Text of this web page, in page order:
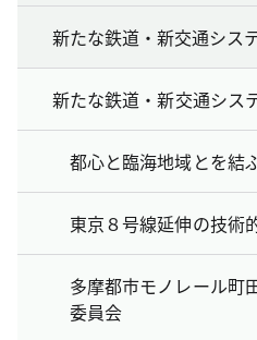
新たな鉄道・新交通シス
新たな鉄道・新交通シス
都心と臨海地域とを結
東京８号線延伸の技術
多摩都市モノレール
委員会